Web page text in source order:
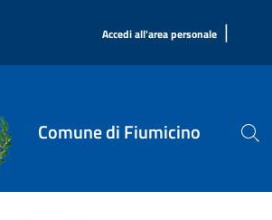
Accedi all'area personale |
Comune di Fiumicino